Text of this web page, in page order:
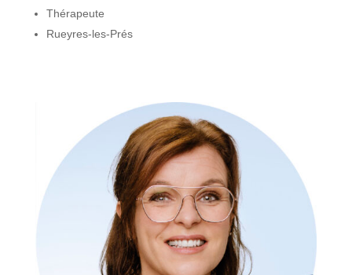
Thérapeute
Rueyres-les-Prés